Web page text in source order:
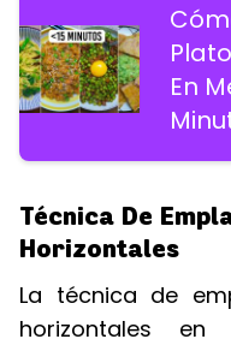
En
Técnica De
Horizontales
La técnica de
horizontales